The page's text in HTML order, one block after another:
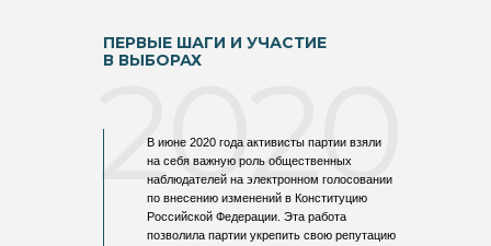
2020
ПЕРВЫЕ ШАГИ И УЧАСТИЕ
В ВЫБОРАХ
В июне 2020 года активисты партии взяли
на себя важную роль общественных
наблюдателей на электронном голосовании
по внесению изменений в Конституцию
Российской Федерации. Эта работа
позволила партии укрепить свою репутацию